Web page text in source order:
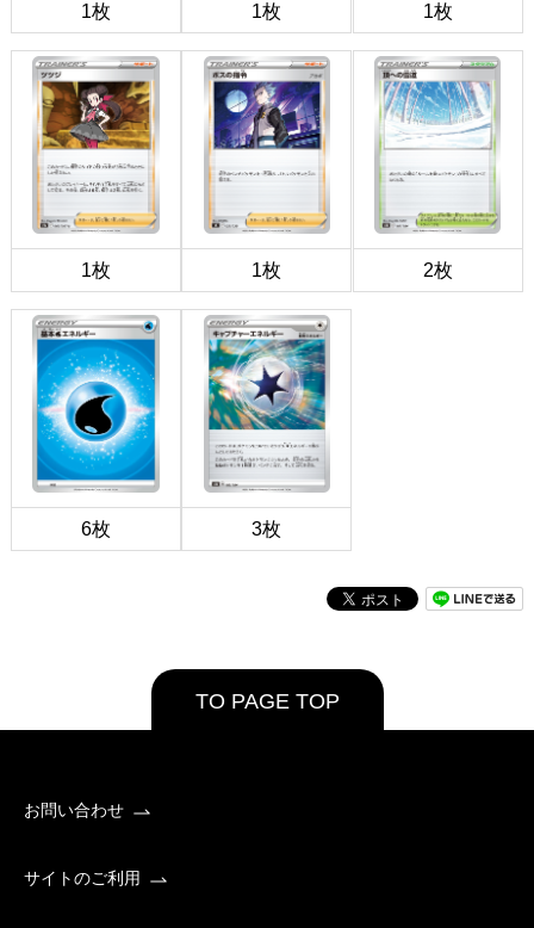
1枚 1枚 1枚
1枚 1枚 2枚
6枚 3枚
TO PAGE TOP
お問い合わせ
サイトのご利用